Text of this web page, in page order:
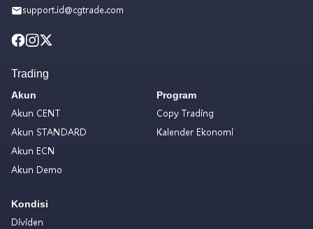
support.id@cgtrade.com
Trading
Akun
Akun CENT
Akun STANDARD
Akun ECN
Akun Demo
Kondisi
Dividen
Program
Copy Trading
Kalender Ekonomi